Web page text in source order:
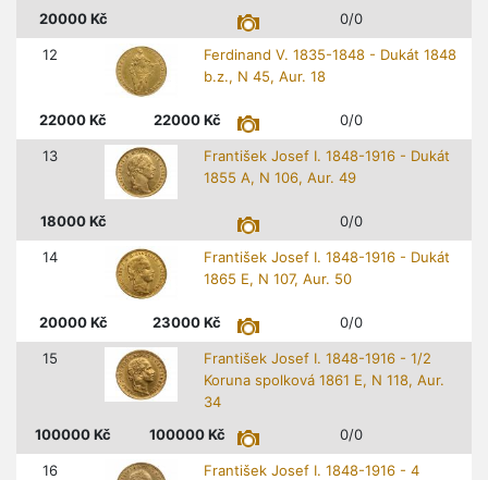
20000 Kč 0/0
12
Ferdinand V. 1835-1848 - Dukát 1848
b.z., N 45, Aur. 18
22000 Kč 22000 Kč 0/0
13
František Josef I. 1848-1916 - Dukát
1855 A, N 106, Aur. 49
18000 Kč 0/0
14
František Josef I. 1848-1916 - Dukát
1865 E, N 107, Aur. 50
20000 Kč 23000 Kč 0/0
15
František Josef I. 1848-1916 - 1/2
Koruna spolková 1861 E, N 118, Aur.
34
100000 Kč 100000 Kč 0/0
16
František Josef I. 1848-1916 - 4